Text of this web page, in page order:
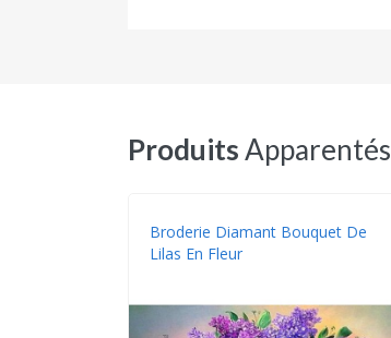
ProduitsApparentés
Broderie Diamant Bouquet De
Lilas En Fleur